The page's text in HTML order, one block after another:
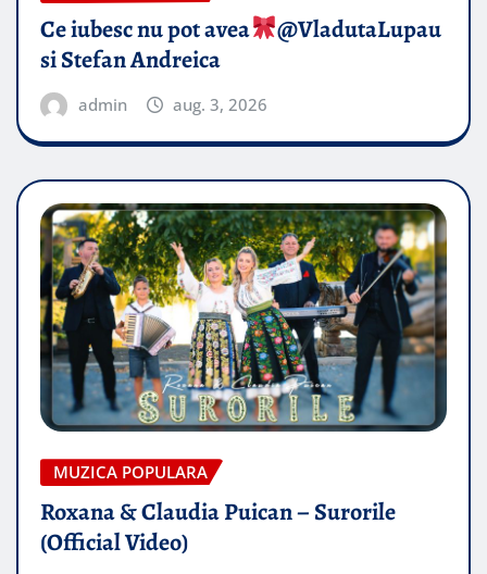
Ce iubesc nu pot avea
​@VladutaLupau
si Stefan Andreica
admin aug. 3, 2026
MUZICA POPULARA
Roxana & Claudia Puican – Surorile
(Official Video)